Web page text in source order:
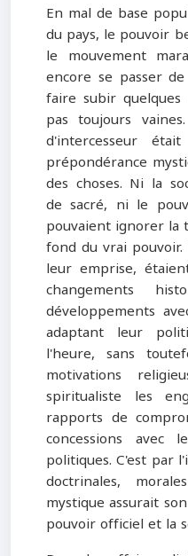
En mal de base
du pays, le pouvoir
le mouvement
encore se passer
faire subir
pas toujours
d'intercesseur
prépondérance
des choses. Ni la
de sacré, ni le
pouvaient ignorer la
fond du vrai
leur emprise,
changements
développements
adaptant leur
l'heure, sans
motivations
spiritualiste les
rapports de
concessions avec
politiques. C'est par
doctrinales,
mystique assurait
pouvoir officiel et la